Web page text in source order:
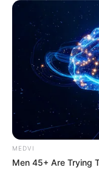
BRAINBERRIES
MEDVI
Men 45+ Are Trying